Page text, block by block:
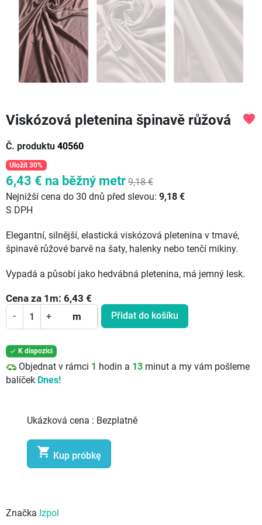
Viskózová pletenina špinavě růžová
Č. produktu 40560
favorite
Uložit 30%
6,43 € na běžný metr 9,18 €
Nejnižší cena do 30 dnů před slevou: 9,18 €
S DPH
Elegantní, silnější, elastická viskózová pletenina v tmavé,
špinavě růžové barvě na šaty, halenky nebo tenčí mikiny.
Vypadá a působí jako hedvábná pletenina, má jemný lesk.
Cena za 1 m: 6,43 €
- + m Přidat do košíku
 K dispozici
Objednat v rámci 1 hodin a 13 minut a my vám pošleme
balíček Dnes!
Ukázková cena : Bezplatně
 Kup próbkę
Značka Izpol